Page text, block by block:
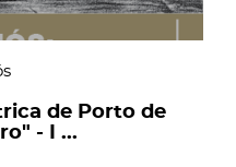
de Porto de
- I ...